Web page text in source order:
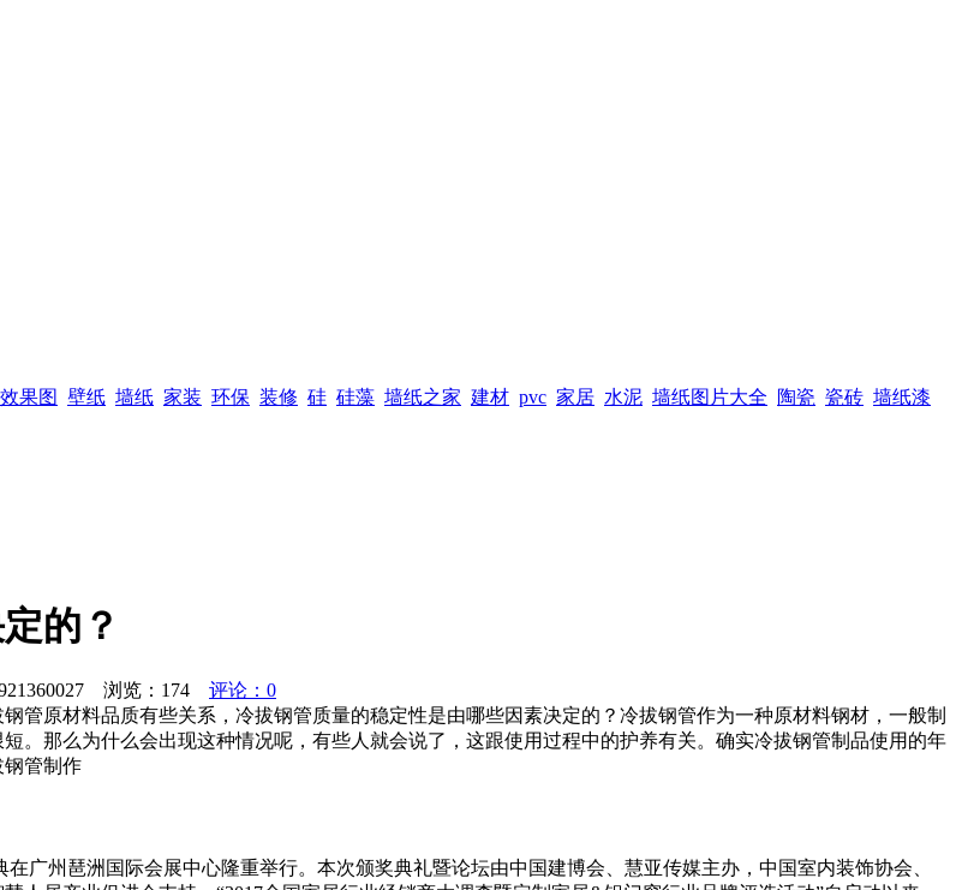
果图 壁纸 墙纸 家装 环保 装修 硅 硅藻 墙纸之家 建材 pvc 家居 水泥 墙纸图片大全 陶瓷 瓷砖 墙纸漆
的？
浏览： 174
评论：0
管原材料品质有些关系，冷拔钢管质量的稳定性是由哪些因素决定的？冷拔钢管作为一种原材料钢材，一般制
。那么为什么会出现这种情况呢，有些人就会说了，这跟使用过程中的护养有关。确实冷拔钢管制品使用的年
钢管制作
广州琶洲国际会展中心隆重举行。本次颁奖典礼暨论坛由中国建博会、慧亚传媒主办，中国室内装饰协会、